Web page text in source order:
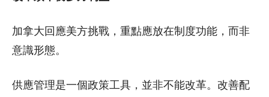
加拿大回應美方挑戰，重點應放在制度功能，而非
意識形態。
供應管理是一個政策工具，並非不能改革。改善配